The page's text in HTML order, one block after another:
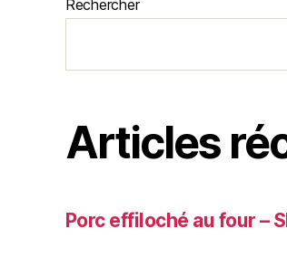
Rechercher
Articles
Porc effiloché au four –